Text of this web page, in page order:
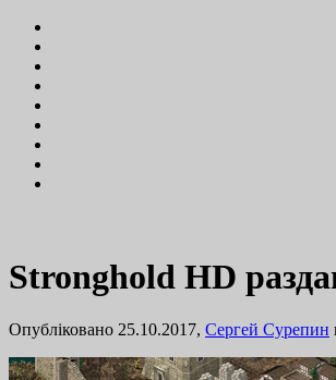
Stronghold HD
Опубліковано 25.10.2017, Сергей Сурепин